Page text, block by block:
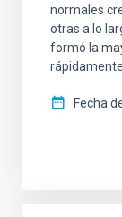
normales
otras a lo
formó la
Fecha